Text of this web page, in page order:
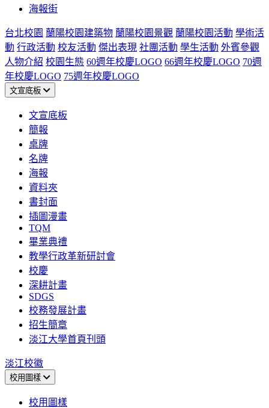
海報街
台北校園 蘭陽校園建築物 蘭陽校園景觀 蘭陽校園活動 學術活
動 行政活動 校友活動 傑出表現 社團活動 學生活動 外賓參觀
人物介紹 校園生態 60週年校慶LOGO 66週年校慶LOGO 70週
年校慶LOGO 75週年校慶LOGO
文宣底板
文宣底板
簡報
桌牌
名牌
海報
資料夾
書封面
插圖漫畫
TQM
畢業典禮
教學行政革新研討會
校慶
深耕計畫
SDGS
校務發展計畫
招生簡章
淡江大學首頁刊頭
淡江校徽
校用圖樣
校用圖樣